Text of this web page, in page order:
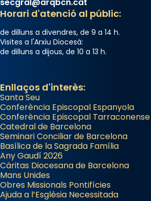
Horari d'atenció al públic:
de dilluns a divendres, de 9 a 14 h.
Visites a l'Arxiu Diocesà:
de dilluns a dijous, de 10 a 13 h.
Enllaços d'interès:
Santa Seu
Conferència Episcopal Espanyola
Conferència Episcopal Tarraconense
Catedral de Barcelona
Seminari Conciliar de Barcelona
Basílica de la Sagrada Família
Any Gaudí 2026
Càritas Diocesana de Barcelona
Mans Unides
Obres Missionals Pontifícies
Ajuda a l’Església Necessitada